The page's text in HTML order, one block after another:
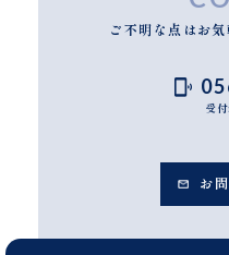
ご不明な点はお
受
お